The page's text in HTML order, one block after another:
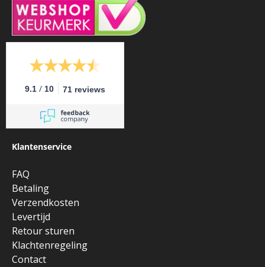
9.1 / 10 71 reviews
Klantenservice
FAQ
Betaling
Verzendkosten
Levertijd
Retour sturen
Klachtenregeling
Contact